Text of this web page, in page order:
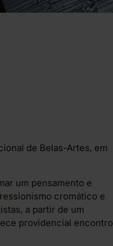
de Belas-Artes, em
um pensamento e
cromático e
a partir de um
providencial encontro